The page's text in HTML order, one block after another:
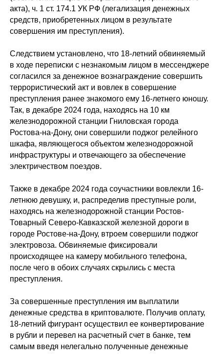
акта), ч. 1 ст. 174.1 УК РФ (легализация денежных
средств, приобретенных лицом в результате
совершения им преступления).
Следствием установлено, что 18-летний обвиняемый
в ходе переписки с незнакомым лицом в мессенджере
согласился за денежное вознаграждение совершить
террористический акт и вовлек в совершение
преступления ранее знакомого ему 16-летнего юношу.
Так, в декабре 2024 года, находясь на 10 км
железнодорожной станции Гниловская города
Ростова-на-Дону, они совершили поджог релейного
шкафа, являющегося объектом железнодорожной
инфраструктуры и отвечающего за обеспечение
электричеством поездов.
Также в декабре 2024 года соучастники вовлекли 16-
летнюю девушку, и, распределив преступные роли,
находясь на железнодорожной станции Ростов-
Товарный Северо-Кавказской железной дороги в
городе Ростове-на-Дону, втроем совершили поджог
электровоза. Обвиняемые фиксировали
происходящее на камеру мобильного телефона,
после чего в обоих случаях скрылись с места
преступления.
За совершенные преступления им выплатили
денежные средства в криптовалюте. Получив оплату,
18-летний фигурант осуществил ее конвертирование
в рубли и перевел на расчетный счет в банке, тем
самым введя нелегально полученные денежные